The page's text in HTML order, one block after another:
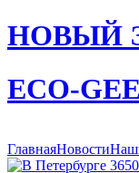
НОВЫЙ
ECO-
ГлавнаяНовости